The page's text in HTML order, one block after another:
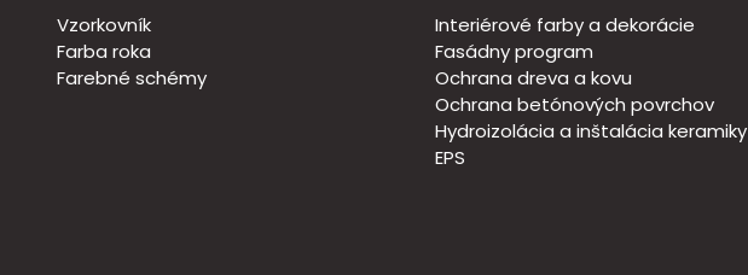
Vzorkovník
Farba roka
Farebné schémy
Interiérové farby a dekorácie
Fasádny program
Ochrana dreva a kovu
Ochrana betónových povrchov
Hydroizolácia a inštalácia keramiky
EPS